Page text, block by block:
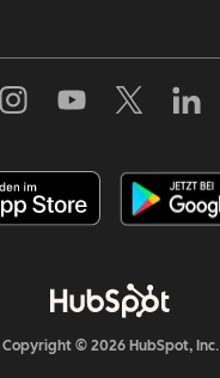
Copyright © 2026 HubSpot, Inc.